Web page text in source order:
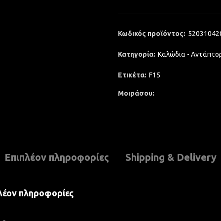
Κωδικός προϊόντος:
Κατηγορία: Καλώδια -
Ετικέτα: F15
Μοιράσου
Επιπλέον πληροφορίες Shipping & Delivery
πληροφορίες